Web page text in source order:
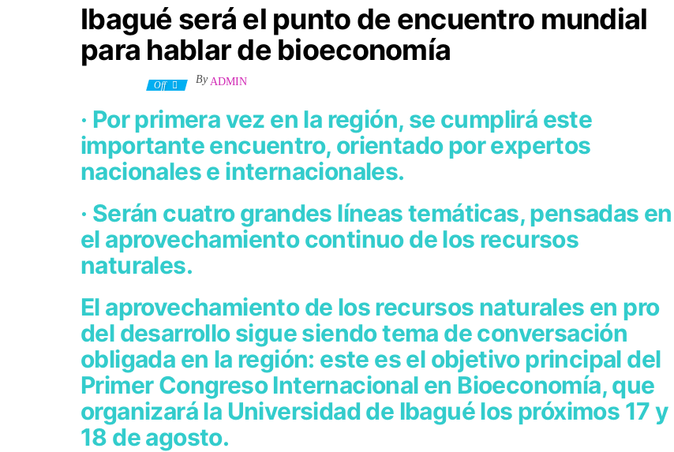
Ibagué será el punto de encuentro mundial
para hablar de bioeconomía
Off By ADMIN
· Por primera vez en la región, se cumplirá este
importante encuentro, orientado por expertos
nacionales e internacionales.
· Serán cuatro grandes líneas temáticas, pensadas en
el aprovechamiento continuo de los recursos
naturales.
El aprovechamiento de los recursos naturales en pro
del desarrollo sigue siendo tema de conversación
obligada en la región: este es el objetivo principal del
Primer Congreso Internacional en Bioeconomía, que
organizará la Universidad de Ibagué los próximos 17 y
18 de agosto.